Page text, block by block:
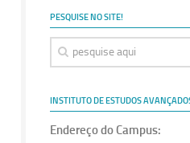
PESQUISE NO SITE!
INSTITUTO DE ESTUDOS
Endereço do Campus: